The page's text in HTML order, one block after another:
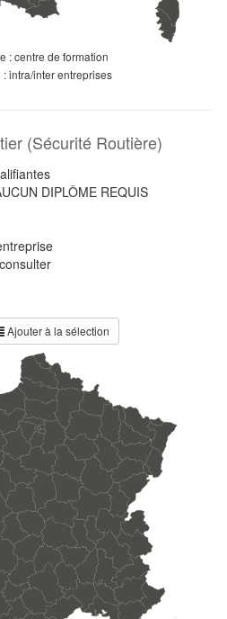
: centre de formation
intra/inter entreprises
(Sécurité Routière)
DIPLÔME REQUIS
Ajouter à la sélection